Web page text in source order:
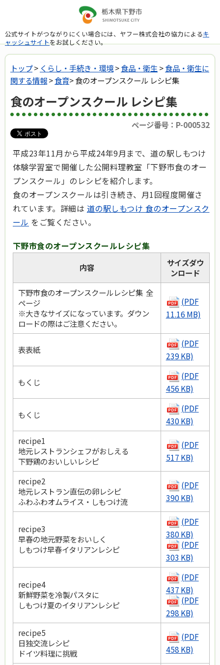
公式サイトがつながりにくい場合には、ヤフー株式会社の協力によるキ
ャッシュサイトをお試しください。
トップ> くらし・手続き・環境>食品・衛生 >食品・衛生に
関する情報>食育> 食のオープンスクール レシピ集
食のオープンスクール レシピ集
ページ番号：P-000532
平成23年11月から平成24年9月まで、道の駅しもつけ
体験学習室で開催した公開料理教室「下野市食のオー
プンスクール」のレシピを紹介します。
食のオープンスクールは引き続き、月1回程度開催さ
れています。詳細は 道の駅しもつけ 食のオープンスク
ール をご覧ください。
下野市食のオープンスクールレシピ集
内容
サイズダウ
ンロード
下野市食のオープンスクールレシピ集 全
ページ
※大きなサイズになっています。ダウン
ロードの際はご注意ください。
(PDF
11.16 MB)
表表紙
(PDF
239 KB)
もくじ
(PDF
456 KB)
もくじ
(PDF
430 KB)
recipe1
地元レストランシェフがおしえる
下野鶏のおいしいレシピ
(PDF
517 KB)
recipe2
地元レストラン直伝の卵レシピ
ふわふわオムライス・しもつけ流
(PDF
390 KB)
recipe3
早春の地元野菜をおいしく
しもつけ早春イタリアンレシピ
(PDF
380 KB)
(PDF
303 KB)
recipe4
新鮮野菜を冷製パスタに
しもつけ夏のイタリアンレシピ
(PDF
437 KB)
(PDF
298 KB)
recipe5
日独交流レシピ
ドイツ料理に挑戦
(PDF
458 KB)